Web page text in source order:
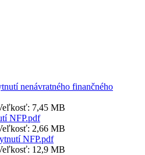
nenávratného finančného
7,45 MB
NFP.pdf
2,66 MB
NFP.pdf
12,9 MB